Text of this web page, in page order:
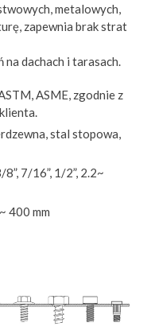
metalowych,
zapewnia brak strat
na dachach i tarasach.
ASME, zgodnie z
stal stopowa,
7/16”, 1/2”, 2.2~
400 mm